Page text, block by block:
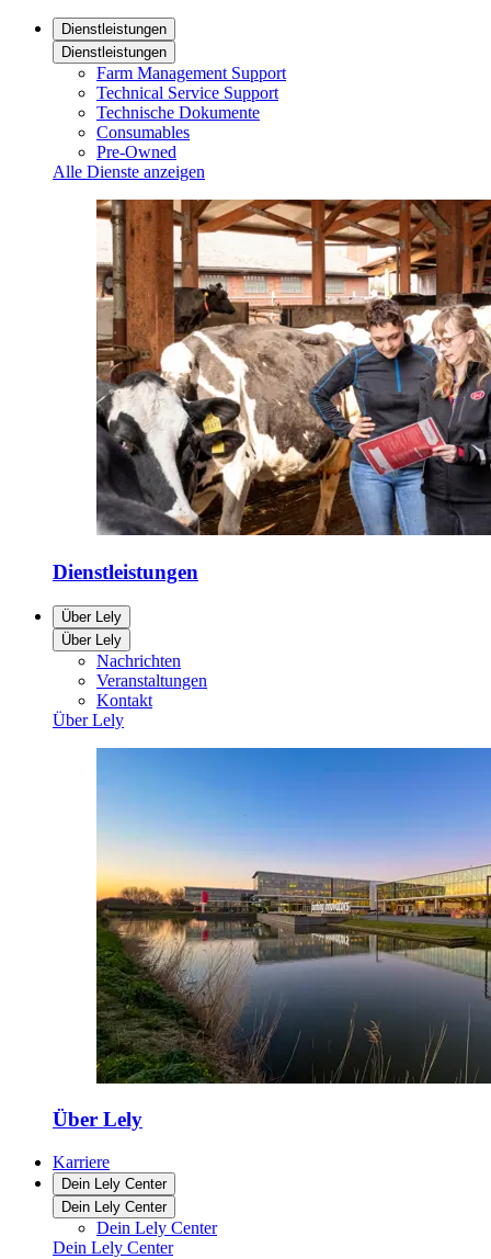
Dienstleistungen
Dienstleistungen
Farm Management Support
Technical Service Support
Technische Dokumente
Consumables
Pre-Owned
Alle Dienste anzeigen
Dienstleistungen
Über Lely
Über Lely
Nachrichten
Veranstaltungen
Kontakt
Über Lely
Über Lely
Karriere
Dein Lely Center
Dein Lely Center
Dein Lely Center
Dein Lely Center